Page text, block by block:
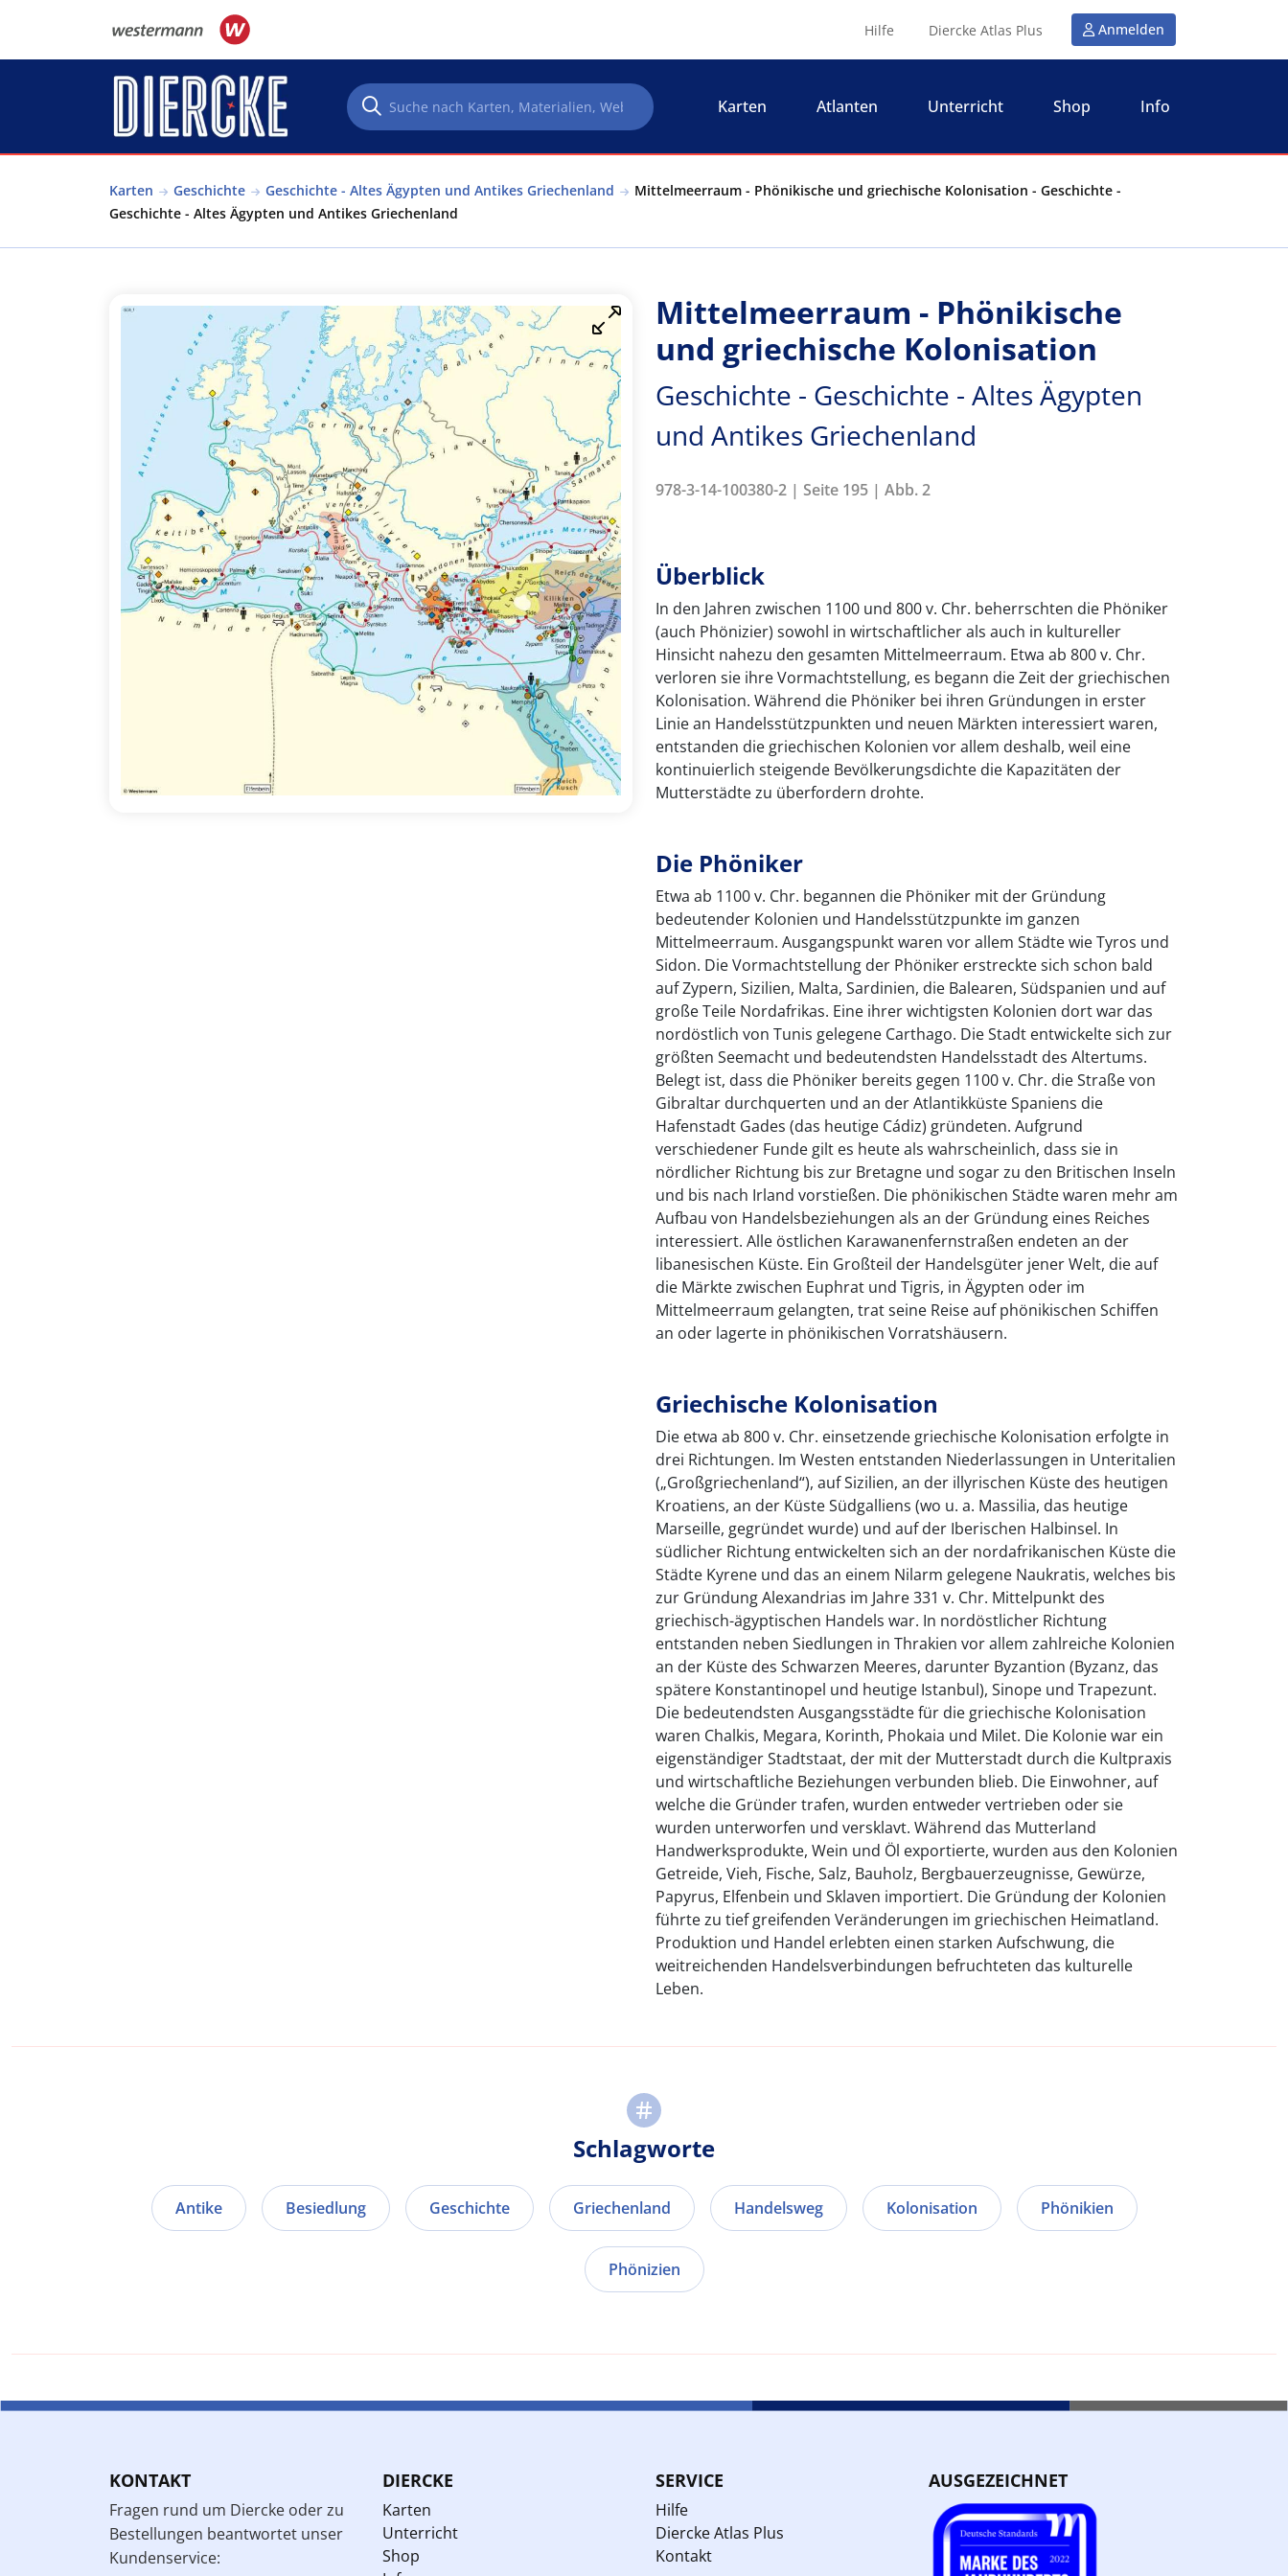
Hilfe Diercke Atlas Plus Anmelden
Karten Atlanten Unterricht Shop Info
Karten Geschichte Geschichte - Altes Ägypten und Antikes Griechenland
Mittelmeerraum - Phönikische und griechische Kolonisation - Geschichte -
Geschichte - Altes Ägypten und Antikes Griechenland
Mittelmeerraum - Phönikische
und griechische Kolonisation
Geschichte - Geschichte - Altes Ägypten
und Antikes Griechenland
978-3-14-100380-2 | Seite 195 | Abb. 2
Überblick
In den Jahren zwischen 1100 und 800 v. Chr. beherrschten die Phöniker
(auch Phönizier) sowohl in wirtschaftlicher als auch in kultureller
Hinsicht nahezu den gesamten Mittelmeerraum. Etwa ab 800 v. Chr.
verloren sie ihre Vormachtstellung, es begann die Zeit der griechischen
Kolonisation. Während die Phöniker bei ihren Gründungen in erster
Linie an Handelsstützpunkten und neuen Märkten interessiert waren,
entstanden die griechischen Kolonien vor allem deshalb, weil eine
kontinuierlich steigende Bevölkerungsdichte die Kapazitäten der
Mutterstädte zu überfordern drohte.
Die Phöniker
Etwa ab 1100 v. Chr. begannen die Phöniker mit der Gründung
bedeutender Kolonien und Handelsstützpunkte im ganzen
Mittelmeerraum. Ausgangspunkt waren vor allem Städte wie Tyros und
Sidon. Die Vormachtstellung der Phöniker erstreckte sich schon bald
auf Zypern, Sizilien, Malta, Sardinien, die Balearen, Südspanien und auf
große Teile Nordafrikas. Eine ihrer wichtigsten Kolonien dort war das
nordöstlich von Tunis gelegene Carthago. Die Stadt entwickelte sich zur
größten Seemacht und bedeutendsten Handelsstadt des Altertums.
Belegt ist, dass die Phöniker bereits gegen 1100 v. Chr. die Straße von
Gibraltar durchquerten und an der Atlantikküste Spaniens die
Hafenstadt Gades (das heutige Cádiz) gründeten. Aufgrund
verschiedener Funde gilt es heute als wahrscheinlich, dass sie in
nördlicher Richtung bis zur Bretagne und sogar zu den Britischen Inseln
und bis nach Irland vorstießen. Die phönikischen Städte waren mehr am
Aufbau von Handelsbeziehungen als an der Gründung eines Reiches
interessiert. Alle östlichen Karawanenfernstraßen endeten an der
libanesischen Küste. Ein Großteil der Handelsgüter jener Welt, die auf
die Märkte zwischen Euphrat und Tigris, in Ägypten oder im
Mittelmeerraum gelangten, trat seine Reise auf phönikischen Schiffen
an oder lagerte in phönikischen Vorratshäusern.
Griechische Kolonisation
Die etwa ab 800 v. Chr. einsetzende griechische Kolonisation erfolgte in
drei Richtungen. Im Westen entstanden Niederlassungen in Unteritalien
(„Großgriechenland“), auf Sizilien, an der illyrischen Küste des heutigen
Kroatiens, an der Küste Südgalliens (wo u. a. Massilia, das heutige
Marseille, gegründet wurde) und auf der Iberischen Halbinsel. In
südlicher Richtung entwickelten sich an der nordafrikanischen Küste die
Städte Kyrene und das an einem Nilarm gelegene Naukratis, welches bis
zur Gründung Alexandrias im Jahre 331 v. Chr. Mittelpunkt des
griechisch-ägyptischen Handels war. In nordöstlicher Richtung
entstanden neben Siedlungen in Thrakien vor allem zahlreiche Kolonien
an der Küste des Schwarzen Meeres, darunter Byzantion (Byzanz, das
spätere Konstantinopel und heutige Istanbul), Sinope und Trapezunt.
Die bedeutendsten Ausgangsstädte für die griechische Kolonisation
waren Chalkis, Megara, Korinth, Phokaia und Milet. Die Kolonie war ein
eigenständiger Stadtstaat, der mit der Mutterstadt durch die Kultpraxis
und wirtschaftliche Beziehungen verbunden blieb. Die Einwohner, auf
welche die Gründer trafen, wurden entweder vertrieben oder sie
wurden unterworfen und versklavt. Während das Mutterland
Handwerksprodukte, Wein und Öl exportierte, wurden aus den Kolonien
Getreide, Vieh, Fische, Salz, Bauholz, Bergbauerzeugnisse, Gewürze,
Papyrus, Elfenbein und Sklaven importiert. Die Gründung der Kolonien
führte zu tief greifenden Veränderungen im griechischen Heimatland.
Produktion und Handel erlebten einen starken Aufschwung, die
weitreichenden Handelsverbindungen befruchteten das kulturelle
Leben.
Schlagworte
Antike Besiedlung Geschichte Griechenland Handelsweg Kolonisation Phönikien
Phönizien
KONTAKT
Fragen rund um Diercke oder zu
Bestellungen beantwortet unser
Kundenservice:
DIERCKE
Karten
Unterricht
Shop
SERVICE
Hilfe
Diercke Atlas Plus
Kontakt
AUSGEZEICHNET